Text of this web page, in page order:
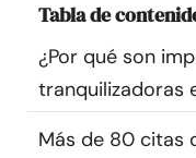
Idioma
Sobre nosotros
Tabla de
¿Por qué son
tranquilizadoras
Más de 80 citas